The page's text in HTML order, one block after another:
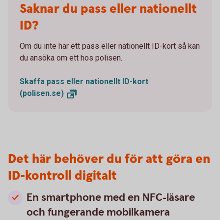
Saknar du pass eller nationellt
ID?
Om du inte har ett pass eller nationellt ID-kort så kan
du ansöka om ett hos polisen.
Skaffa pass eller nationellt ID-kort
(polisen.se)
Det här behöver du för att göra en
ID-kontroll digitalt
En smartphone med en NFC-läsare
och fungerande mobilkamera